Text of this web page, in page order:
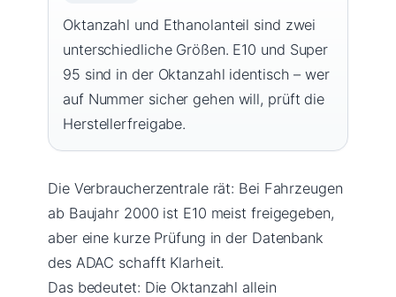
Oktanzahl und Ethanolanteil sind zwei
unterschiedliche Größen. E10 und Super
95 sind in der Oktanzahl identisch – wer
auf Nummer sicher gehen will, prüft die
Herstellerfreigabe.
Die Verbraucherzentrale rät: Bei Fahrzeugen
ab Baujahr 2000 ist E10 meist freigegeben,
aber eine kurze Prüfung in der Datenbank
des ADAC schafft Klarheit.
Das bedeutet: Die Oktanzahl allein